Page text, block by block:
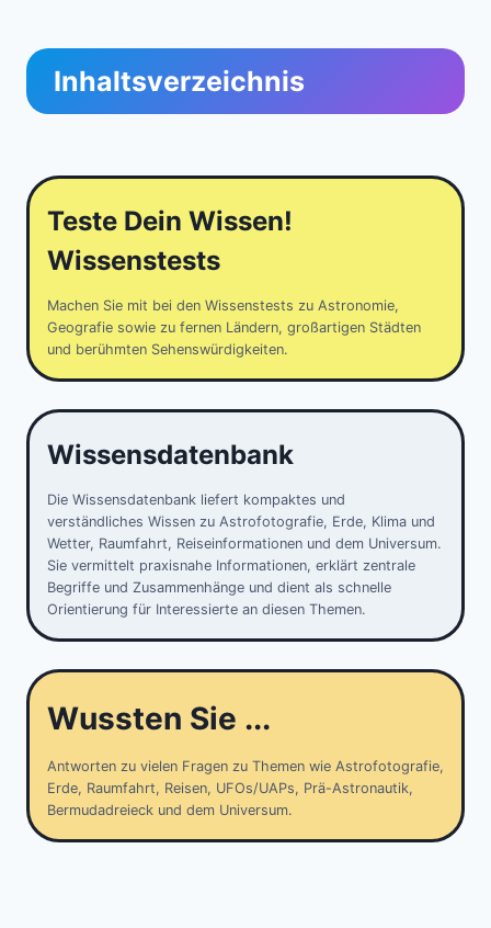
Inhaltsverzeichnis
Teste Dein Wissen!
Wissenstests
Machen Sie mit bei den Wissenstests zu Astronomie,
Geografie sowie zu fernen Ländern, großartigen Städten
und berühmten Sehenswürdigkeiten.
Wissensdatenbank
Die Wissensdatenbank liefert kompaktes und
verständliches Wissen zu Astrofotografie, Erde, Klima und
Wetter, Raumfahrt, Reiseinformationen und dem Universum.
Sie vermittelt praxisnahe Informationen, erklärt zentrale
Begriffe und Zusammenhänge und dient als schnelle
Orientierung für Interessierte an diesen Themen.
Wussten Sie ...
Antworten zu vielen Fragen zu Themen wie Astrofotografie,
Erde, Raumfahrt, Reisen, UFOs/UAPs, Prä-Astronautik,
Bermudadreieck und dem Universum.